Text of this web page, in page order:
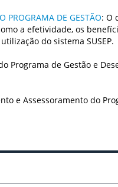
PROGRAMA DE GESTÃO: O
a efetividade, os
do sistema SUSEP.
Programa de Gestão e
e Assessoramento do